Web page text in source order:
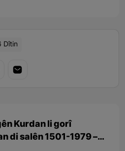
Dîtin
Kurdan li gorî
di salên 1501-1979 –